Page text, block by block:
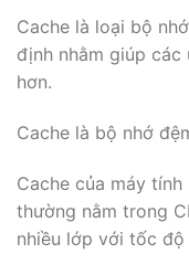
Cache là loại bộ
định nhằm giúp các
hơn.
Cache là bộ nhớ
Cache của máy
thường nằm trong
nhiều lớp với tốc độ